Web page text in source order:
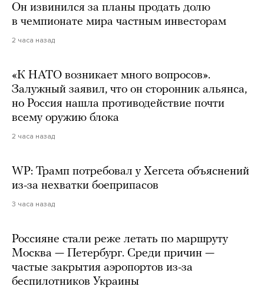
Он извинился за планы продать долю
в чемпионате мира частным инвесторам
2 часа назад
«К НАТО возникает много вопросов».
Залужный заявил, что он сторонник альянса,
но Россия нашла противодействие почти
всему оружию блока
2 часа назад
WP: Трамп потребовал у Хегсета объяснений
из-за нехватки боеприпасов
3 часа назад
Россияне стали реже летать по маршруту
Москва — Петербург. Среди причин —
частые закрытия аэропортов из-за
беспилотников Украины